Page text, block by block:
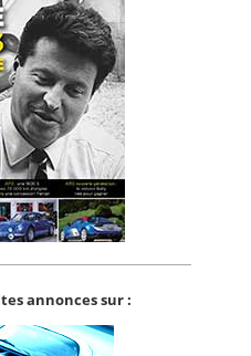
annonces sur :